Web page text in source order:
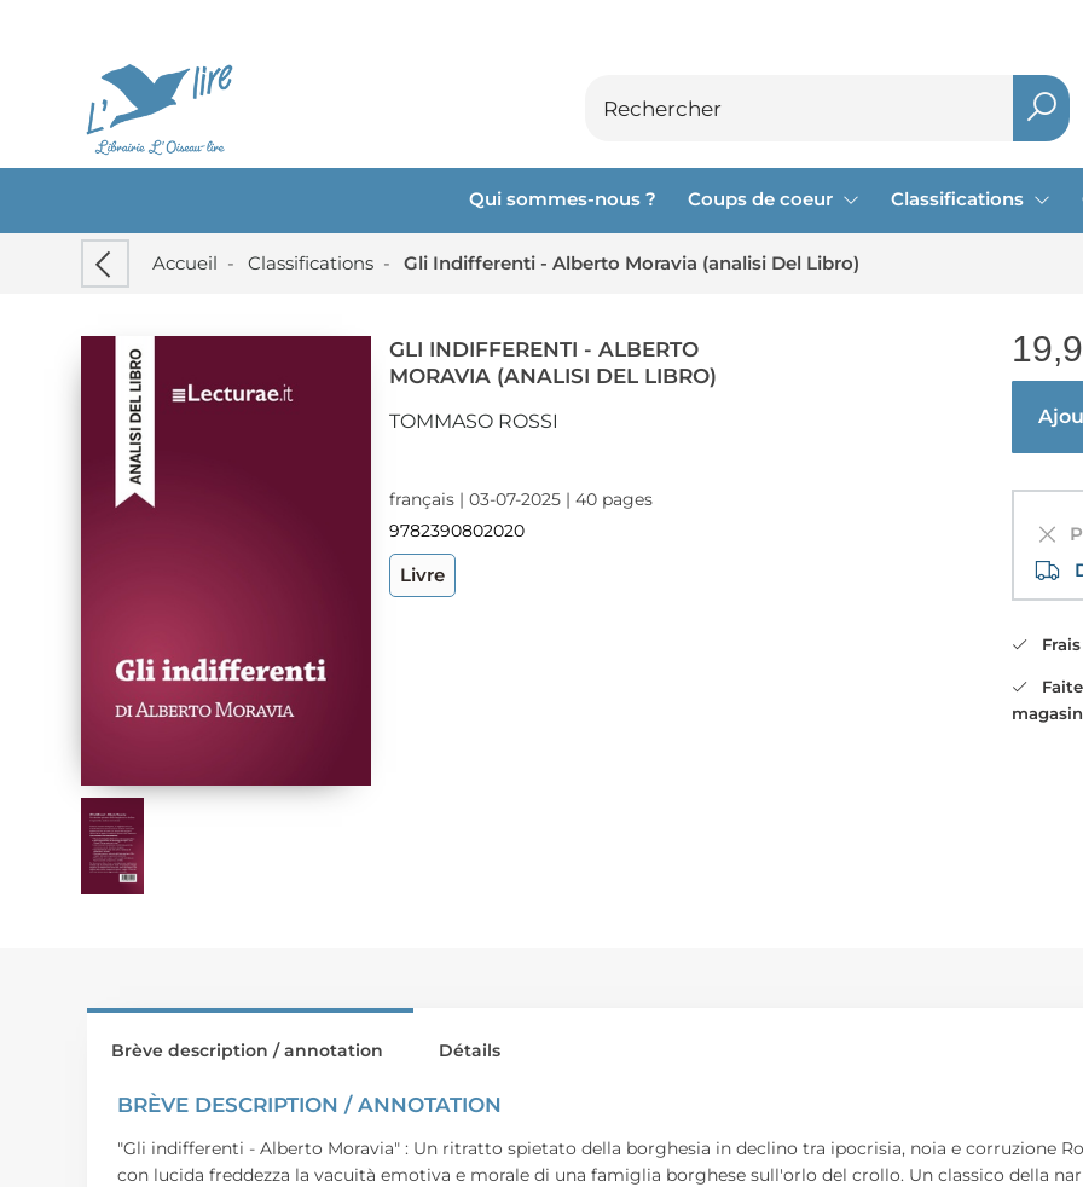
Qui sommes-nous ? Coups de coeur Classifications
Accueil - Classifications - Gli Indifferenti - Alberto Moravia (analisi Del Libro)
GLI INDIFFERENTI - ALBERTO
MORAVIA (ANALISI DEL LIBRO)
TOMMASO ROSSI
français | 03-07-2025 | 40 pages
9782390802020
Livre
Frais
magasin
Brève description / annotation
BRÈVE DESCRIPTION / ANNOTATION
"Gli indifferenti - Alberto Moravia" : Un ritratto spietato della borghesia in declino tra ipocrisia, noia e corruzione
con lucida freddezza la vacuità emotiva e morale di una famiglia borghese sull'orlo del crollo. Un classico della
Détails